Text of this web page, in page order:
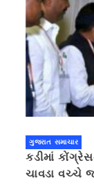
ગુજરાત સમાચાર
કડીમાં
ચાવડા વચ્ચે